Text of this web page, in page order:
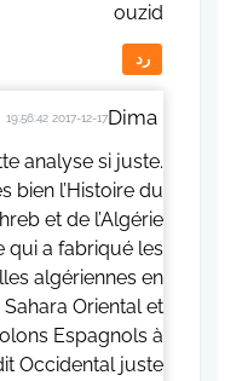
ouzid
رد
Dima
2017-12-17 19:56:42
analyse si juste.
bien l’Histoire du
et de l’Algérie
qui a fabriqué les
algériennes en
Oriental et
Espagnols à
Occidental juste